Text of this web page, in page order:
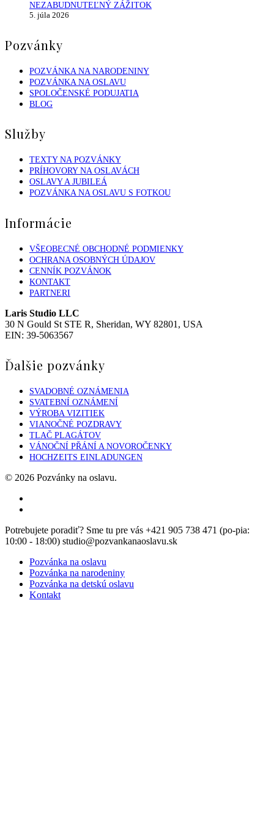
NEZABUDNUTEĽNÝ ZÁŽITOK
5. júla 2026
Pozvánky
POZVÁNKA NA NARODENINY
POZVÁNKA NA OSLAVU
SPOLOČENSKÉ PODUJATIA
BLOG
Služby
TEXTY NA POZVÁNKY
PRÍHOVORY NA OSLAVÁCH
OSLAVY A JUBILEÁ
POZVÁNKA NA OSLAVU S FOTKOU
Informácie
VŠEOBECNÉ OBCHODNÉ PODMIENKY
OCHRANA OSOBNÝCH ÚDAJOV
CENNÍK POZVÁNOK
KONTAKT
PARTNERI
Laris Studio LLC
30 N Gould St STE R, Sheridan, WY 82801, USA
EIN: 39-5063567
Ďalšie pozvánky
SVADOBNÉ OZNÁMENIA
SVATEBNÍ OZNÁMENÍ
VÝROBA VIZITIEK
VIANOČNÉ POZDRAVY
TLAČ PLAGÁTOV
VÁNOČNÍ PŘÁNÍ A NOVOROČENKY
HOCHZEITS EINLADUNGEN
© 2026 Pozvánky na oslavu.
Close
Menu
Potrebujete poradiť? Sme tu pre vás +421 905 738 471 (po-pia:
10:00 - 18:00) studio@pozvankanaoslavu.sk
Pozvánka na oslavu
Pozvánka na narodeniny
Pozvánka na detskú oslavu
Kontakt